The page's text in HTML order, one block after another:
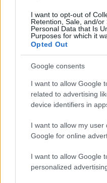
I want to opt-out of
Retention, Sale, and/or
Personal Data that Is
Purposes for which it
Opted Out
Google consents
I want to allow Google
related to advertising
device identifiers in
I want to allow my user
Google for online
I want to allow Google
personalized
Condividi l'articolo
F
a
ce
b
o
k
T
w
it
te
r
Pi
n
te
re
st
h
s
A
p
p
NOTIZIE RECENTI
Le previsioni
Gallura